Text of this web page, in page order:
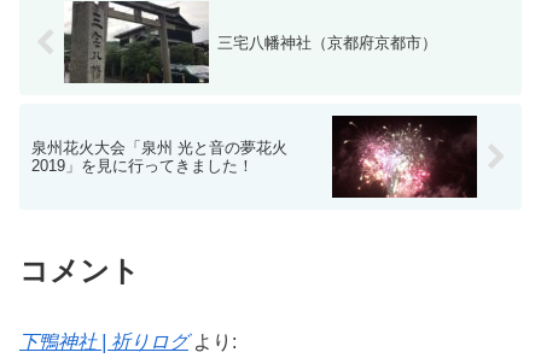
三宅八幡神社（京都府京都市）
泉州花火大会「泉州 光と音の夢花火
2019」を見に行ってきました！
コメント
下鴨神社 | 祈りログ より: